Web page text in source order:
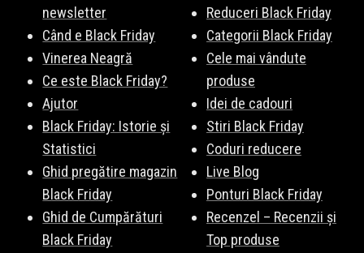
newsletter
Când e Black Friday
Vinerea Neagră
Ce este Black Friday?
Ajutor
Black Friday: Istorie și
Statistici
Ghid pregătire magazin
Black Friday
Ghid de Cumpărături
Black Friday
Reduceri Black Friday
Categorii Black Friday
Cele mai vândute
produse
Idei de cadouri
Stiri Black Friday
Coduri reducere
Live Blog
Ponturi Black Friday
Recenzel – Recenzii și
Top produse